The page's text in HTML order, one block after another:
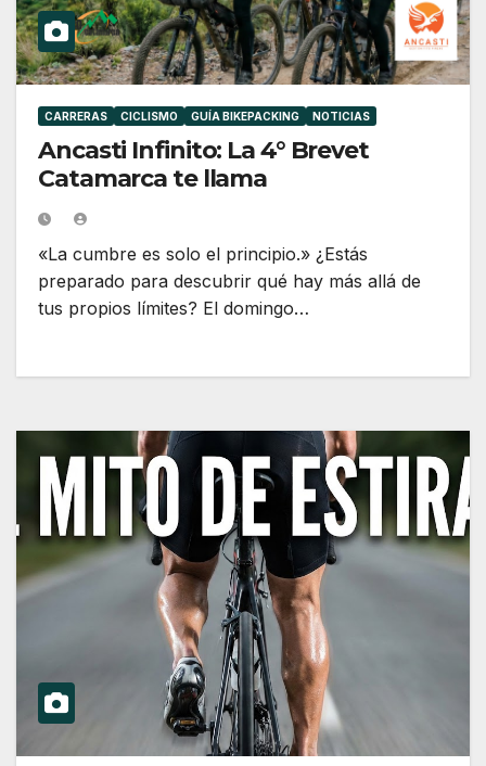
CARRERAS CICLISMO GUÍA BIKEPACKING NOTICIAS
Ancasti Infinito: La 4° Brevet
Catamarca te llama
«La cumbre es solo el principio.» ¿Estás
preparado para descubrir qué hay más allá de
tus propios límites? El domingo…